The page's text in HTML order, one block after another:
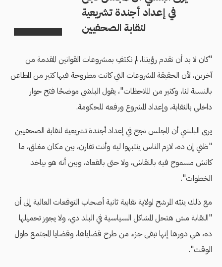
في إعداد أجندة تشريعية
لنقابة الصحفيين
"كان لا بد أن نقدم رؤيتنا، لم نكتفِ بمشروعات القوانين المقدمة من
آخرين، لأن الحقيقة المشروعات التي كانت مطروحة فيها كتير من المطاعن
بالنسبة لنا، وكثير من الملاحظات"، يقول البلشي موضحًا فتح حوار
داخلي بالنقابة، وإعداد المشروع ورفعه للحكومة.
يرى البلشي أن المجلس نجح في إعداد أجندة تشريعية لنقابة الصحفيين
"ظني إن ده، لازم الناس ينتبهوا ليه وأنت تقارن، بين مكان مغلق، ما
كانش مسموح فيه بالنقاش، ولا حتى بالقعاد، وبين أنه هو بياخد
الخطوات".
مع ذلك ينبّه المرشح لولاية نقابية ثانية أصحاب التوقعات العالية إلى أن
"النقابة مش هتحل المشاكل السياسية في البلد دي، ولا يجوز تحميلها
ده، هي دورها إنها تبقى جزء من طرح قضاياها، وقضايا المجتمع طول
الوقت".